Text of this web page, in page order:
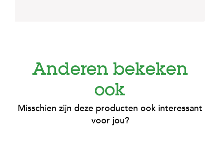
Anderen bekeken
ook
Misschien zijn deze producten ook interessant
voor jou?